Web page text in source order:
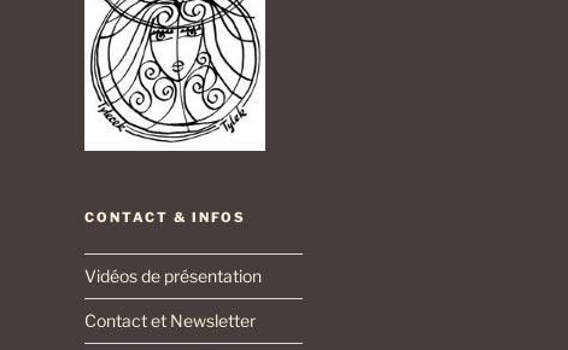
CONTACT & INFOS
Vidéos de présentation
Contact et Newsletter